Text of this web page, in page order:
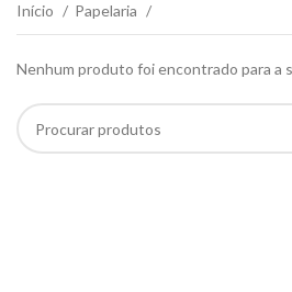
Início Papelaria
Nenhum produto foi encontrado para a